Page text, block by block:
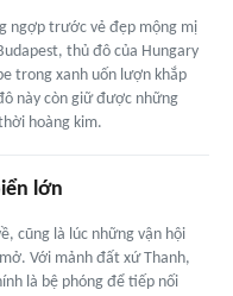
ngợp trước vẻ đẹp mộng mị
thủ đô của Hungary
trong xanh uốn lượn khắp
này còn giữ được những
hoàng kim.
lớn
cũng là lúc những vận hội
Với mảnh đất xứ Thanh,
là bệ phóng để tiếp nối